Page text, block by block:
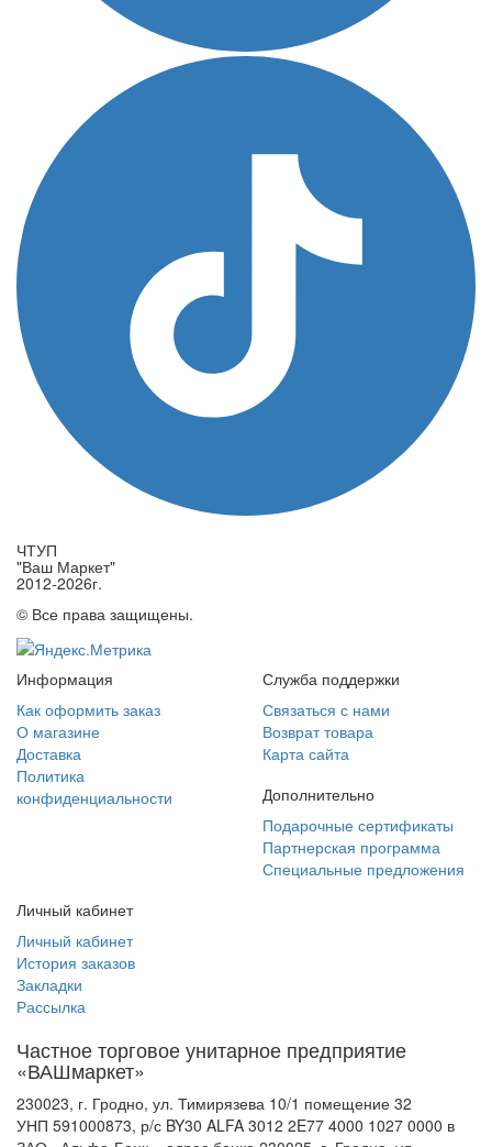
ЧТУП
"Ваш Маркет"
2012-2026г.
© Все права защищены.
Информация
Как оформить заказ
О магазине
Доставка
Политика
конфиденциальности
Служба поддержки
Связаться с нами
Возврат товара
Карта сайта
Дополнительно
Подарочные сертификаты
Партнерская программа
Специальные предложения
Личный кабинет
Личный кабинет
История заказов
Закладки
Рассылка
Частное торговое унитарное предприятие
«ВАШмаркет»
230023, г. Гродно, ул. Тимирязева 10/1 помещение 32
УНП 591000873, р/с BY30 ALFA 3012 2E77 4000 1027 0000 в